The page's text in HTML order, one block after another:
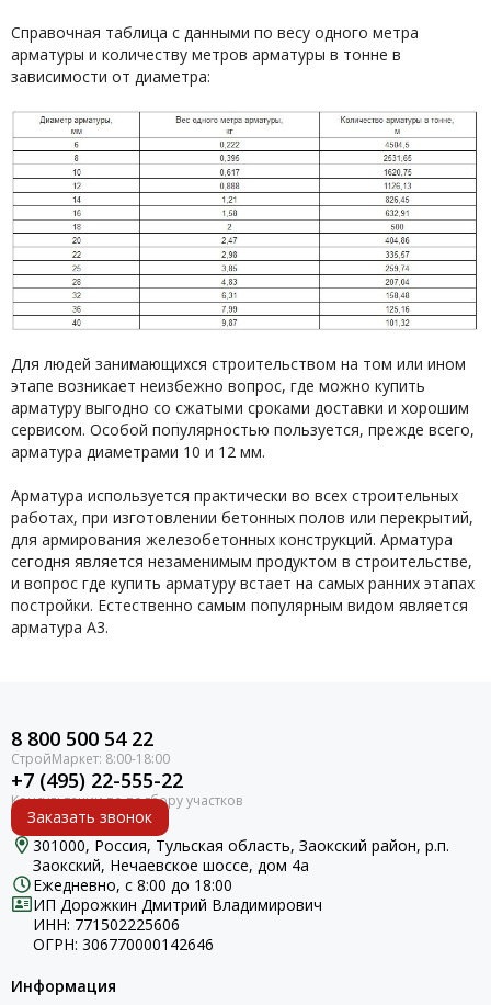
Справочная таблица с данными по весу одного метра
арматуры и количеству метров арматуры в тонне в
зависимости от диаметра:
Для людей занимающихся строительством на том или ином
этапе возникает неизбежно вопрос, где можно купить
арматуру выгодно со сжатыми сроками доставки и хорошим
сервисом. Особой популярностью пользуется, прежде всего,
арматура диаметрами 10 и 12 мм.
Арматура используется практически во всех строительных
работах, при изготовлении бетонных полов или перекрытий,
для армирования железобетонных конструкций. Арматура
сегодня является незаменимым продуктом в строительстве,
и вопрос где купить арматуру встает на самых ранних этапах
постройки. Естественно самым популярным видом является
арматура А3.
8 800 500 54 22
+7 (495) 22-555-22
Заказать звонок
301000, Россия, Тульская область, Заокский район, р.п.
Заокский, Нечаевское шоссе, дом 4а
Ежедневно, с 8:00 до 18:00
ИП Дорожкин Дмитрий Владимирович
ИНН: 771502225606
ОГРН: 306770000142646
Информация